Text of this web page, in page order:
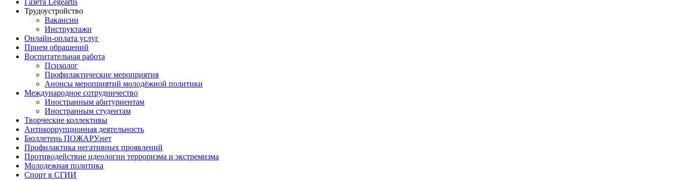
Газета Legeartis
Трудоустройство
Вакансии
Инструктажи
Онлайн-оплата услуг
Прием обращений
Воспитательная работа
Психолог
Профилактические мероприятия
Анонсы мероприятий молодёжной политики
Международное сотрудничество
Иностранным абитуриентам
Иностранным студентам
Творческие коллективы
Антикоррупционная деятельность
Бюллетень ПОЖАРУ.нет
Профилактика негативных проявлений
Противодействие идеологии терроризма и экстремизма
Молодежная политика
Спорт в СГИИ